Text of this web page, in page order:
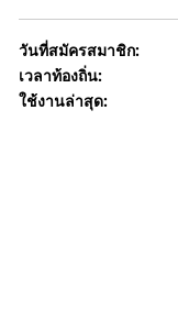
วันที่สมัครสมาชิก:
เวลาท้องถิ่น:
ใช้งานล่าสุด: